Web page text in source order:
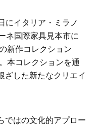
にイタリア・ミラノ
ネ国際家具見本市に
新作コレクション
本コレクションを通
ざした新たなクリエイ
ではの文化的アプロー